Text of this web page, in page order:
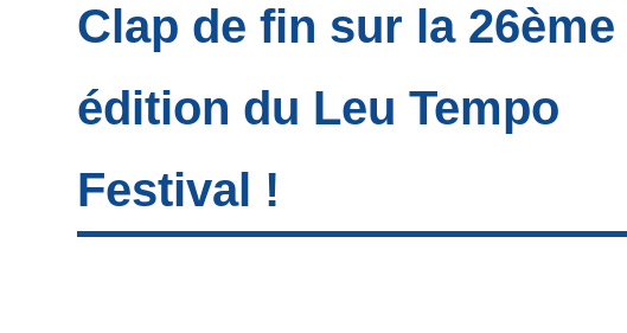
Clap de fin sur la 26ème
édition du Leu Tempo
Festival !